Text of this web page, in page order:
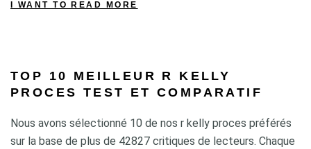
I WANT TO READ MORE
TOP 10 MEILLEUR R KELLY
PROCES TEST ET COMPARATIF
Nous avons sélectionné 10 de nos r kelly proces préférés
sur la base de plus de 42827 critiques de lecteurs. Chaque